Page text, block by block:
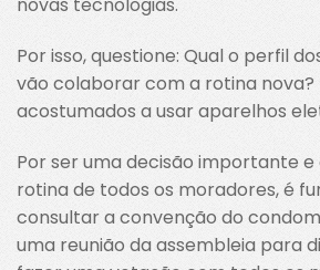
novas tecnologias.
Por isso, questione: Qual o perfil
vão colaborar com a rotina nova?
acostumados a usar aparelhos
Por ser uma decisão importante
rotina de todos os moradores, é
consultar a convenção do
uma reunião da assembleia para